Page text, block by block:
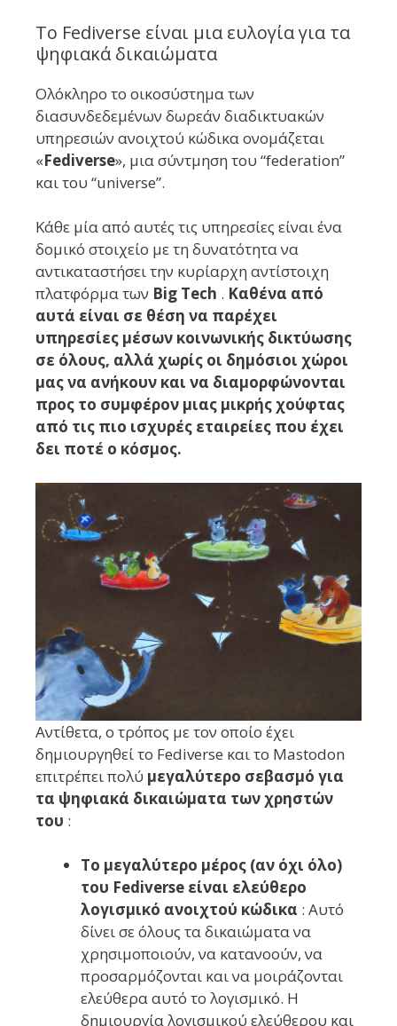
Το Fediverse είναι μια ευλογία για τα
ψηφιακά δικαιώματα
Ολόκληρο το οικοσύστημα των
διασυνδεδεμένων δωρεάν διαδικτυακών
υπηρεσιών ανοιχτού κώδικα ονομάζεται
«Fediverse», μια σύντμηση του “federation”
και του “universe”.
Κάθε μία από αυτές τις υπηρεσίες είναι ένα
δομικό στοιχείο με τη δυνατότητα να
αντικαταστήσει την κυρίαρχη αντίστοιχη
πλατφόρμα των Big Tech . Καθένα από
αυτά είναι σε θέση να παρέχει
υπηρεσίες μέσων κοινωνικής δικτύωσης
σε όλους, αλλά χωρίς οι δημόσιοι χώροι
μας να ανήκουν και να διαμορφώνονται
προς το συμφέρον μιας μικρής χούφτας
από τις πιο ισχυρές εταιρείες που έχει
δει ποτέ ο κόσμος.
Αντίθετα, ο τρόπος με τον οποίο έχει
δημιουργηθεί το Fediverse και το Mastodon
επιτρέπει πολύ μεγαλύτερο σεβασμό για
τα ψηφιακά δικαιώματα των χρηστών
του :
Το μεγαλύτερο μέρος (αν όχι όλο)
του Fediverse είναι ελεύθερο
λογισμικό ανοιχτού κώδικα : Αυτό
δίνει σε όλους τα δικαιώματα να
χρησιμοποιούν, να κατανοούν, να
προσαρμόζονται και να μοιράζονται
ελεύθερα αυτό το λογισμικό. Η
δημιουργία λογισμικού ελεύθερου και